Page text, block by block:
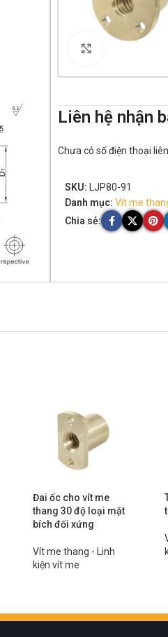
Liên hệ nhận
Chưa có số điện thoại liên
SKU:
LJP80-91
Danh mục: Vít me
Chia sẻ:
Đai ốc cho vít me
thang 30 độ loại mặt
bích đối xứng
Vít me thang - Linh
kiện vít me